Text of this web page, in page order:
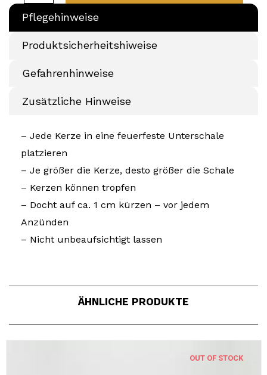
Pflegehinweise
Produktsicherheitshiweise
Gefahrenhinweise
Zusätzliche Hinweise
– Jede Kerze in eine feuerfeste Unterschale
platzieren
– Je größer die Kerze, desto größer die Schale
– Kerzen können tropfen
– Docht auf ca. 1 cm kürzen – vor jedem
Anzünden
– Nicht unbeaufsichtigt lassen
ÄHNLICHE PRODUKTE
OUT OF STOCK